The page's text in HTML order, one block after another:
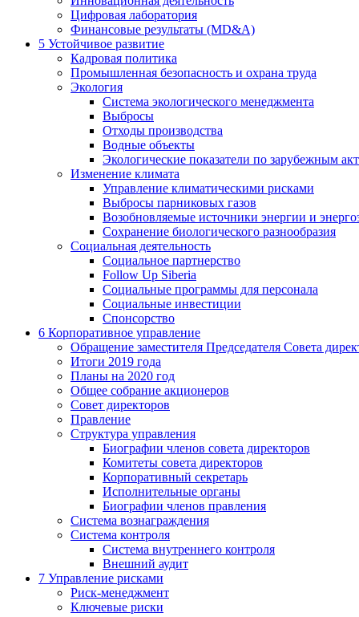
Цифровая лаборатория
Финансовые результаты (MD&A)
5 Устойчивое развитие
Кадровая политика
Промышленная безопасность и охрана труда
Экология
Система экологического менеджмента
Выбросы
Отходы производства
Водные объекты
Экологические показатели по зарубежным
Изменение климата
Управление климатическими рисками
Выбросы парниковых газов
Возобновляемые источники энергии и
Сохранение биологического разнообразия
Социальная деятельность
Социальное партнерство
Follow Up Siberia
Социальные программы для персонала
Социальные инвестиции
Спонсорство
6 Корпоративное управление
Обращение заместителя Председателя Совета
Итоги 2019 года
Планы на 2020 год
Общее собрание акционеров
Совет директоров
Правление
Структура управления
Биографии членов совета директоров
Комитеты совета директоров
Корпоративный секретарь
Исполнительные органы
Биографии членов правления
Система вознаграждения
Система контроля
Система внутреннего контроля
Внешний аудит
7 Управление рисками
Риск-менеджмент
Ключевые риски